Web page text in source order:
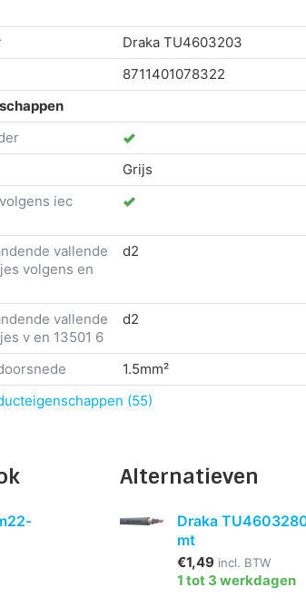
Draka TU4603203
8711401078322
Grijs
iec
vallende
volgens en
d2
vallende
v en 13501 6
d2
1.5mm²
(55)
Alternatieven
Draka
mt
€1,49 incl. BTW
1 tot 3 werkdagen